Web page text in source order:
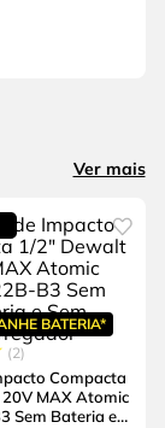
Ver mais
BATERIA*
2
Compacta
MAX Atomic
Sem Bateria e